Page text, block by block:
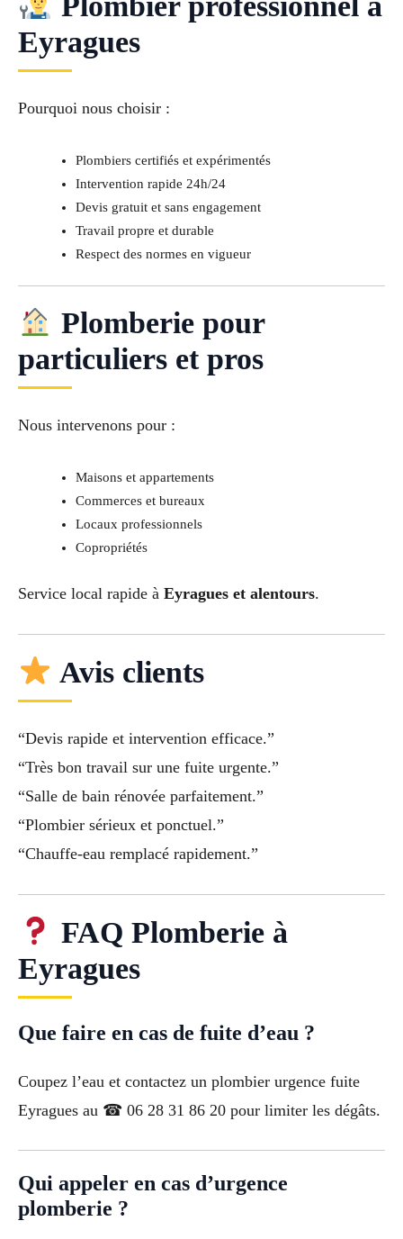
Eyragues
Pourquoi nous choisir :
Plombiers certifiés et expérimentés
Intervention rapide 24h/24
Devis gratuit et sans engagement
Travail propre et durable
Respect des normes en vigueur
Plomberie pour
particuliers et pros
Nous intervenons pour :
Maisons et appartements
Commerces et bureaux
Locaux professionnels
Copropriétés
Service local rapide à Eyragues et alentours.
Avis clients
“Devis rapide et intervention efficace.”
“Très bon travail sur une fuite urgente.”
“Salle de bain rénovée parfaitement.”
“Plombier sérieux et ponctuel.”
“Chauffe-eau remplacé rapidement.”
FAQ Plomberie à
Eyragues
Que faire en cas de fuite d’eau ?
Coupez l’eau et contactez un plombier urgence fuite
Eyragues au ☎ 06 28 31 86 20 pour limiter les dégâts.
Qui appeler en cas d’urgence
plomberie ?